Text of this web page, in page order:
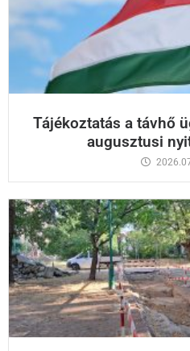
Tájékoztatás a távhő
augusztusi